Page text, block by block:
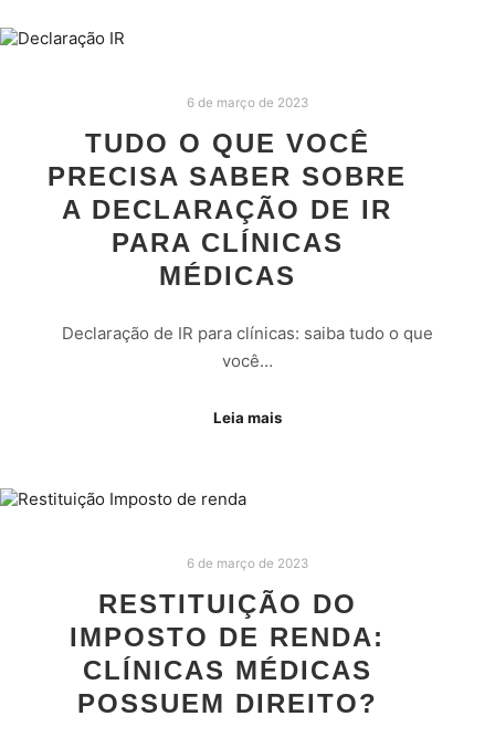
6 de março de 2023
TUDO O QUE VOCÊ
PRECISA SABER SOBRE
A DECLARAÇÃO DE IR
PARA CLÍNICAS
MÉDICAS
Declaração de IR para clínicas: saiba tudo o que
você…
Leia mais
6 de março de 2023
RESTITUIÇÃO DO
IMPOSTO DE RENDA:
CLÍNICAS MÉDICAS
POSSUEM DIREITO?